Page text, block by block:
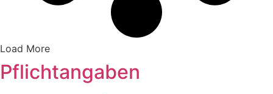
Load More
Pflichtangaben